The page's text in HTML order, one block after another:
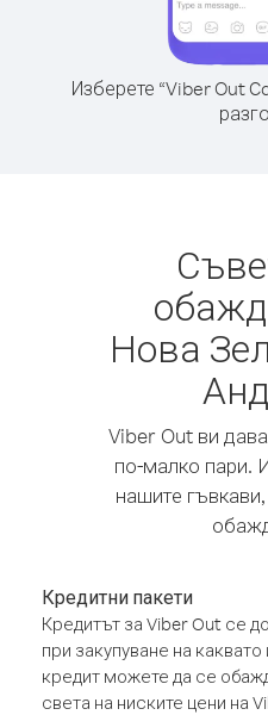
Изберете “Viber Out
Нова
Viber Out ви
по-малко пари.
нашите
Кредитни пакети
Кредитът за Viber Out се
при закупуване на
кредит можете да се
света на ниските цени на